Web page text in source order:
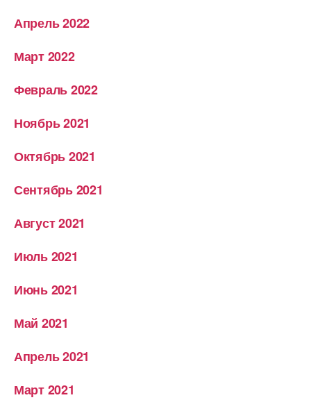
Апрель 2022
Март 2022
Февраль 2022
Ноябрь 2021
Октябрь 2021
Сентябрь 2021
Август 2021
Июль 2021
Июнь 2021
Май 2021
Апрель 2021
Март 2021